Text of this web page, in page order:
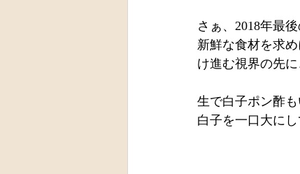
さぁ、2018年最
新鮮な食材を求
け進む視界の先
生で白子ポン酢
白子を一口大に